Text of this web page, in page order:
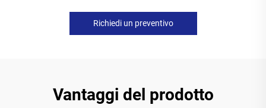
Richiedi un preventivo
Vantaggi del prodotto